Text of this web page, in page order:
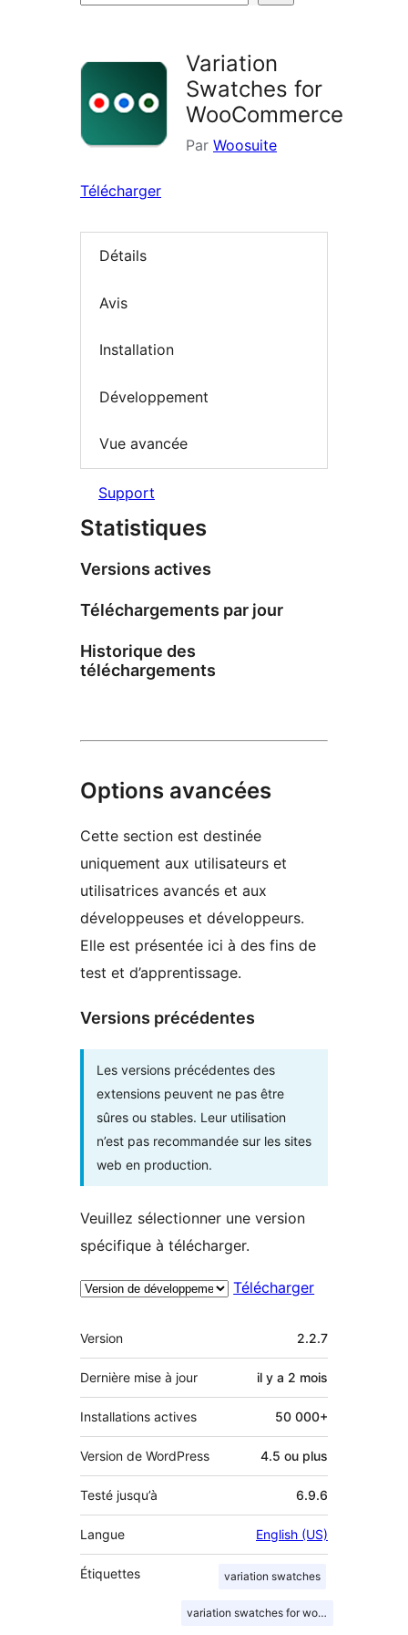
Variation
Swatches for
WooCommerce
Par Woosuite
Télécharger
Détails
Avis
Installation
Développement
Vue avancée
Support
Statistiques
Versions actives
Téléchargements par jour
Historique des
téléchargements
Options avancées
Cette section est destinée
uniquement aux utilisateurs et
utilisatrices avancés et aux
développeuses et développeurs.
Elle est présentée ici à des fins de
test et d’apprentissage.
Versions précédentes
Les versions précédentes des
extensions peuvent ne pas être
sûres ou stables. Leur utilisation
n’est pas recommandée sur les sites
web en production.
Veuillez sélectionner une version
spécifique à télécharger.
Télécharger
Méta
Version 2.2.7
Dernière mise à jour il y a 2 mois
Installations actives 50 000+
Version de WordPress 4.5 ou plus
Testé jusqu’à 6.9.6
Langue English (US)
Étiquettes variation swatches
variation swatches for woocommerce